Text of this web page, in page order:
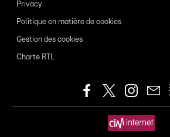
Privacy
Politique en matière de cookies
Gestion des cookies
Charte RTL